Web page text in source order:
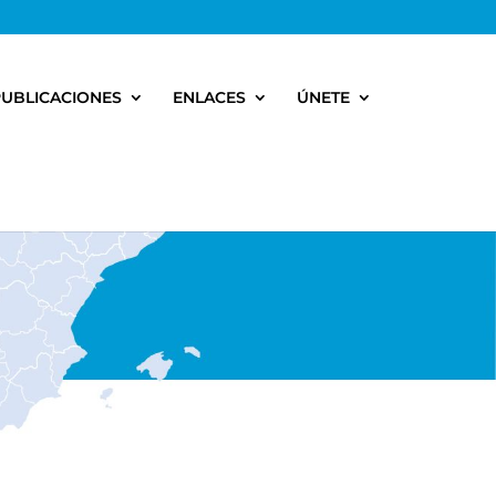
ENLACES ÚNETE